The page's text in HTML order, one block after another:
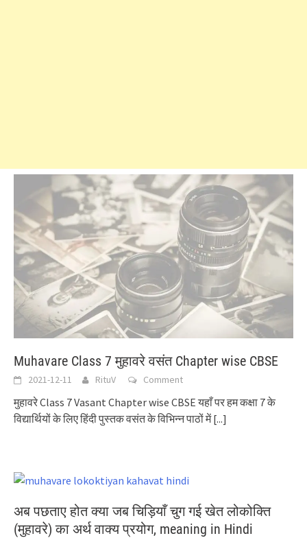
Muhavare Class 7 मुहावरे वसंत Chapter wise CBSE
2021-12-11 RituV Comment
मुहावरे Class 7 Vasant Chapter wise CBSE यहाँ पर हम कक्षा 7 के
विद्यार्थियों के लिए हिंदी पुस्तक वसंत के विभिन्न पाठों में[...]
अब पछताए होत क्या जब चिड़ियाँ चुग गई खेत लोकोक्ति
(मुहावरे) का अर्थ वाक्य प्रयोग, meaning in Hindi